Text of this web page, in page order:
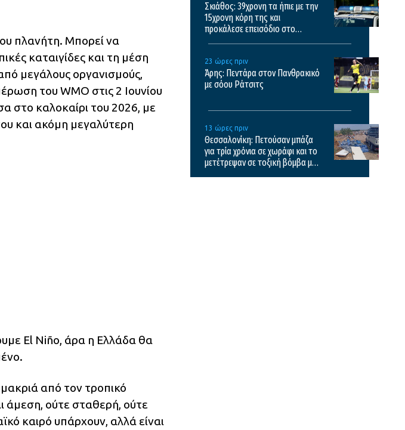
πλανήτη. Μπορεί να
καταιγίδες και τη μέση
μεγάλους οργανισμούς,
του WMO στις 2 Ιουνίου
στο καλοκαίρι του 2026, με
και ακόμη μεγαλύτερη
El Niño, άρα η Ελλάδα θα
από τον τροπικό
άμεση, ούτε σταθερή, ούτε
καιρό υπάρχουν, αλλά είναι
Σκιάθος: 39χρονη τα ήπιε με την
15χρονη κόρη της και
προκάλεσε επεισόδιο στο
23 ώρες πριν
Άρης: Πεντάρα στον Πανθρακικό
με σόου Ράτσιτς
13 ώρες πριν
Θεσσαλονίκη: Πετούσαν μπάζα
για τρία χρόνια σε χωράφι και το
μετέτρεψαν σε τοξική βόμβα με